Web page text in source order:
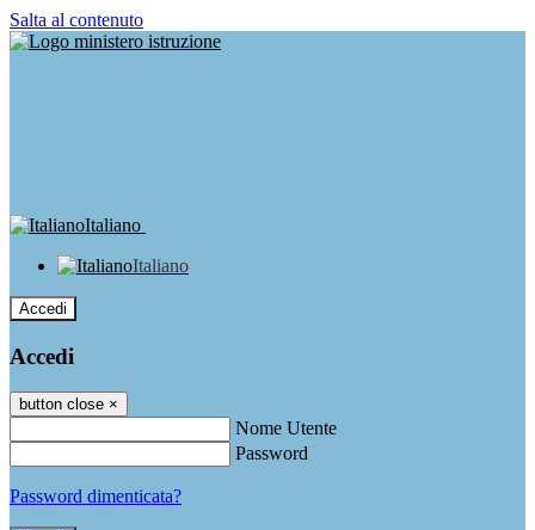
Salta al contenuto
Italiano
Italiano
Accedi
Accedi
button close ×
Nome Utente
Password
Password dimenticata?